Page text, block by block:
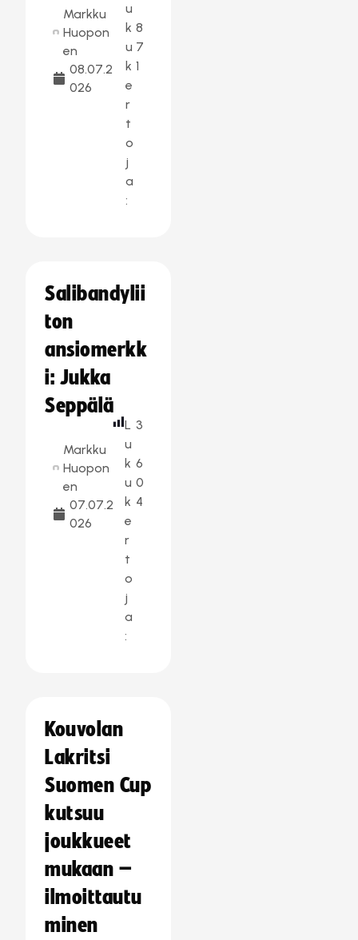
Markku
Huopon
en
08.07.2
026
u
k
u
k
e
r
t
o
j
a
:
8
7
1
Salibandylii
ton
ansiomerkk
i: Jukka
Seppälä
Markku
Huopon
en
07.07.2
026
L
u
k
u
k
e
r
t
o
j
a
:
3
6
0
4
Kouvolan
Lakritsi
Suomen Cup
kutsuu
joukkueet
mukaan –
ilmoittautu
minen